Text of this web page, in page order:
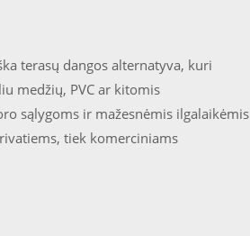
terasų dangos alternatyva, kuri
medžių, PVC ar kitomis
sąlygoms ir mažesnėmis ilgalaikėmis
tiek komerciniams